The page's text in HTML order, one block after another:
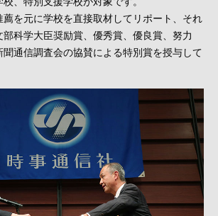
を元に学校を直接取材してリポート、それ
科学大臣奨励賞、優秀賞、優良賞、努力
通信調査会の協賛による特別賞を授与して